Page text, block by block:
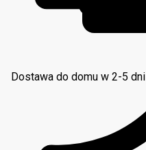
Dostawa do domu w 2-5 dni